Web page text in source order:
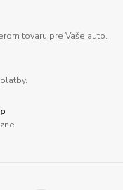
tovaru pre Vaše auto.